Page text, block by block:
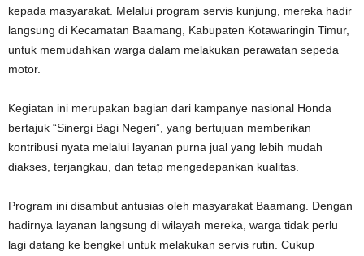
kepada masyarakat. Melalui program servis kunjung, mereka hadir
langsung di Kecamatan Baamang, Kabupaten Kotawaringin Timur,
untuk memudahkan warga dalam melakukan perawatan sepeda
motor.
Kegiatan ini merupakan bagian dari kampanye nasional Honda
bertajuk “Sinergi Bagi Negeri”, yang bertujuan memberikan
kontribusi nyata melalui layanan purna jual yang lebih mudah
diakses, terjangkau, dan tetap mengedepankan kualitas.
Program ini disambut antusias oleh masyarakat Baamang. Dengan
hadirnya layanan langsung di wilayah mereka, warga tidak perlu
lagi datang ke bengkel untuk melakukan servis rutin. Cukup